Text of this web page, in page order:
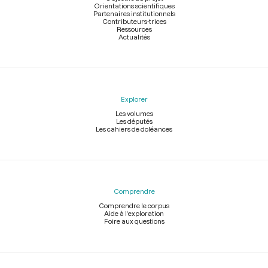
Orientations scientifiques
Partenaires institutionnels
Contributeurs-trices
Ressources
Actualités
Explorer
Les volumes
Les députés
Les cahiers de doléances
Comprendre
Comprendre le corpus
Aide à l'exploration
Foire aux questions